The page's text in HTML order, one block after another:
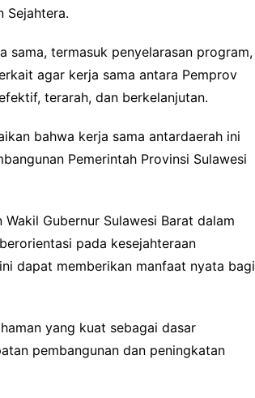
Sejahtera.
sama, termasuk penyelarasan program,
agar kerja sama antara Pemprov
terarah, dan berkelanjutan.
bahwa kerja sama antardaerah ini
Pemerintah Provinsi Sulawesi
Gubernur Sulawesi Barat dalam
pada kesejahteraan
dapat memberikan manfaat nyata bagi
yang kuat sebagai dasar
pembangunan dan peningkatan